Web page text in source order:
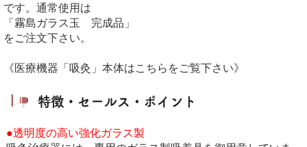
です。通常使用は
「霧島ガラス玉 完成品」
をご注文下さい。
《医療機器「吸灸」本体はこちらをご覧下さい》
●透明度の高い強化ガラス製